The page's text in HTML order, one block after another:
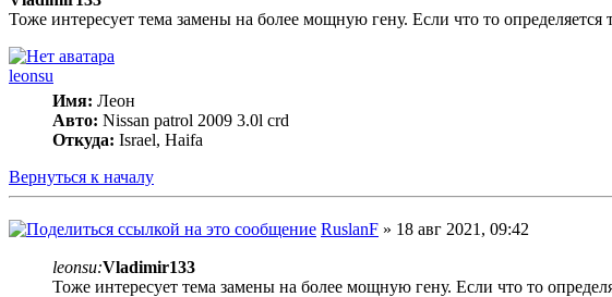
Тоже интересует тема замены на более мощную гену. Если что то определяется
leonsu
Имя: Леон
Авто: Nissan patrol 2009 3.0l crd
Откуда: Israel, Haifa
Вернуться к началу
RuslanF » 18 авг 2021, 09:42
leonsu:Vladimir133
Тоже интересует тема замены на более мощную гену. Если что то